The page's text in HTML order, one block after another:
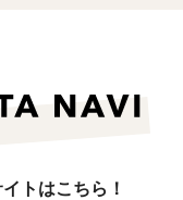
トはこちら！